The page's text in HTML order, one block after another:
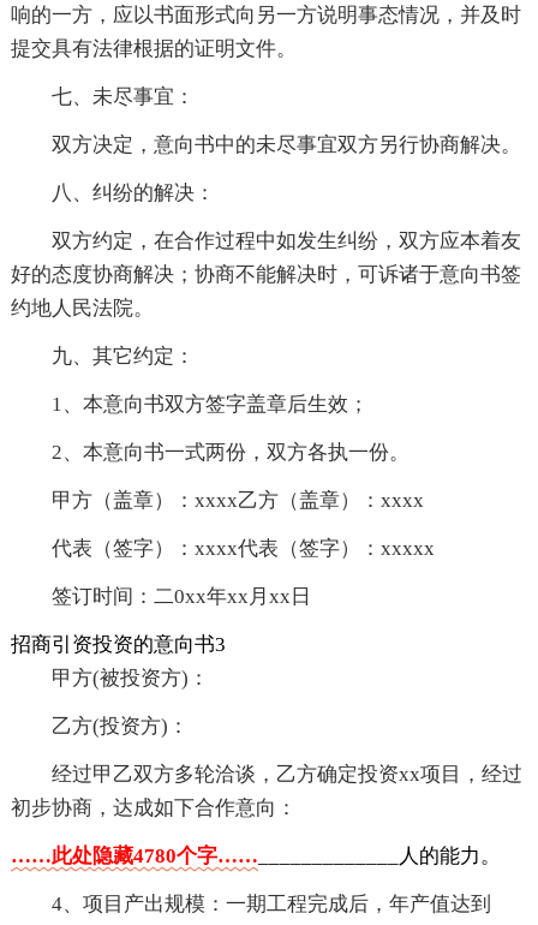
响的一方，应以书面形式向另一方说明事态情况，并及时
提交具有法律根据的证明文件。
七、未尽事宜：
双方决定，意向书中的未尽事宜双方另行协商解决。
八、纠纷的解决：
双方约定，在合作过程中如发生纠纷，双方应本着友
好的态度协商解决；协商不能解决时，可诉诸于意向书签
约地人民法院。
九、其它约定：
1、本意向书双方签字盖章后生效；
2、本意向书一式两份，双方各执一份。
甲方（盖章）：xxxx乙方（盖章）：xxxx
代表（签字）：xxxx代表（签字）：xxxxx
签订时间：二0xx年xx月xx日
招商引资投资的意向书3
甲方(被投资方)：
乙方(投资方)：
经过甲乙双方多轮洽谈，乙方确定投资xx项目，经过
初步协商，达成如下合作意向：
……此处隐藏4780个字…… _____________人的能力。
4、项目产出规模：一期工程完成后，年产值达到